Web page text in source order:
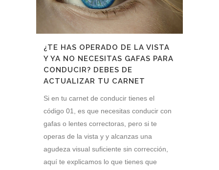
¿TE HAS OPERADO DE LA VISTA
Y YA NO NECESITAS GAFAS PARA
CONDUCIR? DEBES DE
ACTUALIZAR TU CARNET
Si en tu carnet de conducir tienes el
código 01, es que necesitas conducir con
gafas o lentes correctoras, pero si te
operas de la vista y y alcanzas una
agudeza visual suficiente sin corrección,
aquí te explicamos lo que tienes que